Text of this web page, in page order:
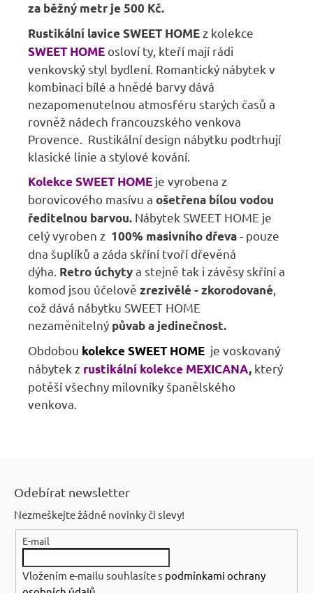
za běžný metr je 500 Kč.
Rustikální lavice SWEET HOMEz kolekce
SWEET HOMEosloví ty, kteří mají rádi
venkovský styl bydlení. Romantický nábytek v
kombinaci bílé a hnědé barvy dává
nezapomenutelnou atmosféru starých časů a
rovněž nádech francouzského venkova
Provence. Rustikální design nábytku podtrhují
klasické linie a stylové kování.
Kolekce SWEET HOME je vyrobena z
borovicového masívu a ošetřena bílou vodou
ředitelnou barvou. Nábytek SWEET HOME je
celý vyroben z 100% masivního dřeva- pouze
dna šuplíků a záda skříní tvoří dřevěná
dýha. Retro úchytya stejně tak i závěsy skříní a
komod jsou účelově zrezivělé - zkorodované,
což dává nábytku SWEET HOME
nezaměnitelný půvab a jedinečnost.
Obdobou kolekce SWEET HOME je voskovaný
nábytek z rustikální kolekce MEXICANA, který
potěší všechny milovníky španělského
venkova.
Odebírat newsletter
Nezmeškejte žádné novinky či slevy!
E-mail
Vložením e-mailu souhlasíte s podmínkami ochrany